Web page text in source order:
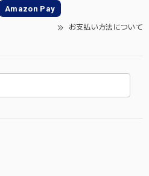
Amazon Pay
お支払い方法について